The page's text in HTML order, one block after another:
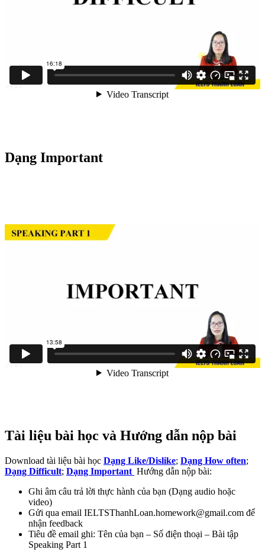
Dạng Important
Tài liệu bài học và Hướng dẫn nộp bài
Download tài liệu bài học Dạng Like/Dislike; Dạng How often;
Dạng Difficult; Dạng Important Hướng dẫn nộp bài:
Ghi âm câu trả lời thực hành của bạn (Dạng audio hoặc
video)
Gửi qua email IELTSThanhLoan.homework@gmail.com để
nhận feedback
Tiêu đề email ghi: Tên của bạn – Số điện thoại – Bài tập
Speaking Part 1